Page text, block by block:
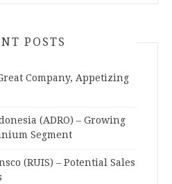
POSTS
Company, Appetizing
(ADRO) – Growing
Segment
(RUIS) – Potential Sales